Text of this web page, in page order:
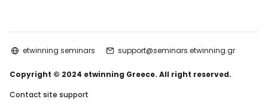
etwinning seminars support@seminars.etwinning.gr
Copyright © 2024 etwinning Greece. All right reserved.
Contact site support